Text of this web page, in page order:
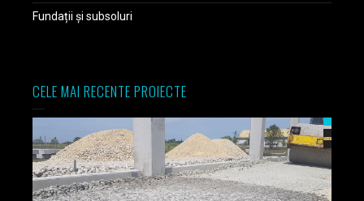
Fundații și subsoluri
CELE MAI RECENTE PROIECTE